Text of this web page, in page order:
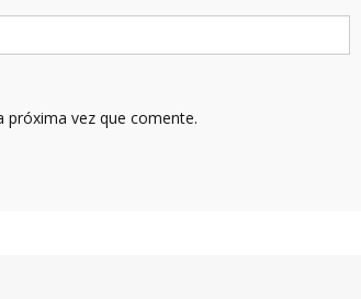
próxima vez que comente.